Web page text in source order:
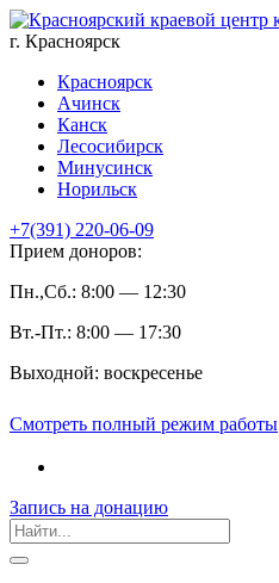
г. Красноярск
Красноярск
Ачинск
Канск
Лесосибирск
Минусинск
Норильск
+7(391) 220-06-09
Прием доноров:
Пн.,Сб.: 8:00 — 12:30
Вт.-Пт.: 8:00 — 17:30
Выходной: воскресенье
Смотреть полный режим работы
Запись на дoнацию